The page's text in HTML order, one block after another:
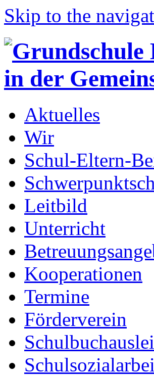
Skip to the
Aktuelles
Wir
Schul-Eltern-
Leitbild
Unterricht
Kooperationen
Termine
Förderverein